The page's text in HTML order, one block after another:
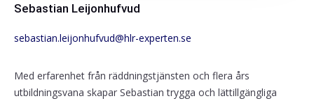
Sebastian Leijonhufvud
sebastian.leijonhufvud@hlr-experten.se
Med erfarenhet från räddningstjänsten och flera års
utbildningsvana skapar Sebastian trygga och lättillgängliga